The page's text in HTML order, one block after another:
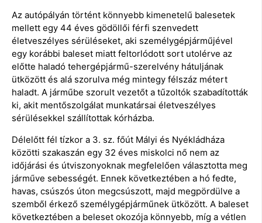
Az autópályán történt könnyebb kimenetelű balesetek
mellett egy 44 éves gödöllői férfi szenvedett
életveszélyes sérüléseket, aki személygépjárműjével
egy korábbi baleset miatt feltorlódott sort utolérve az
előtte haladó tehergépjármű-szerelvény hátuljának
ütközött és alá szorulva még mintegy félszáz métert
haladt. A járműbe szorult vezetőt a tűzoltók szabadították
ki, akit mentőszolgálat munkatársai életveszélyes
sérülésekkel szállítottak kórházba.
Délelőtt fél tízkor a 3. sz. főút Mályi és Nyékládháza
közötti szakaszán egy 32 éves miskolci nő nem az
időjárási és útviszonyoknak megfelelően választotta meg
járműve sebességét. Ennek következtében a hó fedte,
havas, csúszós úton megcsúszott, majd megpördülve a
szemből érkező személygépjárműnek ütközött. A baleset
következtében a beleset okozója könnyebb, míg a vétlen